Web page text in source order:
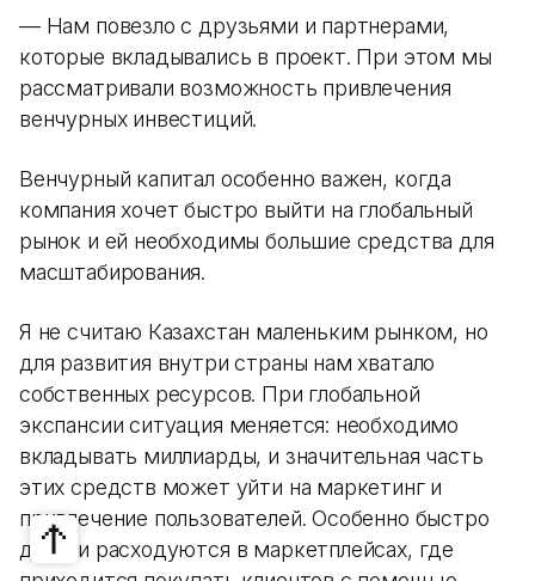
— Нам повезло с друзьями и партнерами,
которые вкладывались в проект. При этом мы
рассматривали возможность привлечения
венчурных инвестиций.
Венчурный капитал особенно важен, когда
компания хочет быстро выйти на глобальный
рынок и ей необходимы большие средства для
масштабирования.
Я не считаю Казахстан маленьким рынком, но
для развития внутри страны нам хватало
собственных ресурсов. При глобальной
экспансии ситуация меняется: необходимо
вкладывать миллиарды, и значительная часть
этих средств может уйти на маркетинг и
привлечение пользователей. Особенно быстро
деньги расходуются в маркетплейсах, где